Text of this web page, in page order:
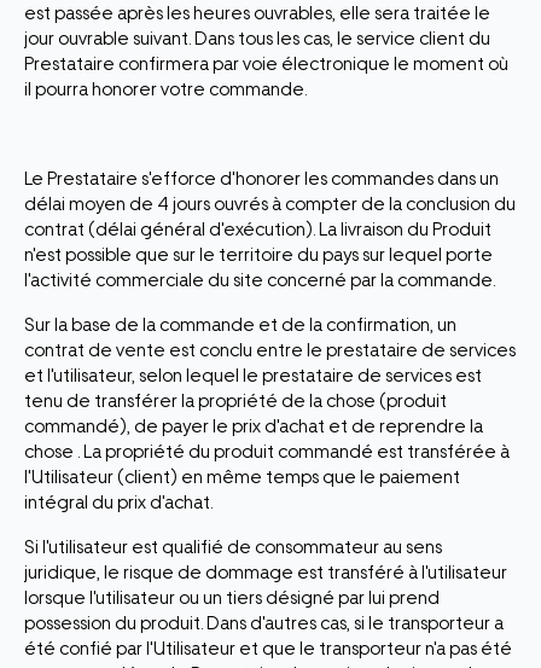
est passée après les heures ouvrables, elle sera traitée le
jour ouvrable suivant. Dans tous les cas, le service client du
Prestataire confirmera par voie électronique le moment où
il pourra honorer votre commande.
Le Prestataire s'efforce d'honorer les commandes dans un
délai moyen de 4 jours ouvrés à compter de la conclusion du
contrat (délai général d'exécution). La livraison du Produit
n'est possible que sur le territoire du pays sur lequel porte
l'activité commerciale du site concerné par la commande.
Sur la base de la commande et de la confirmation, un
contrat de vente est conclu entre le prestataire de services
et l'utilisateur, selon lequel le prestataire de services est
tenu de transférer la propriété de la chose (produit
commandé), de payer le prix d'achat et de reprendre la
chose . La propriété du produit commandé est transférée à
l'Utilisateur (client) en même temps que le paiement
intégral du prix d'achat.
Si l'utilisateur est qualifié de consommateur au sens
juridique, le risque de dommage est transféré à l'utilisateur
lorsque l'utilisateur ou un tiers désigné par lui prend
possession du produit. Dans d'autres cas, si le transporteur a
été confié par l'Utilisateur et que le transporteur n'a pas été